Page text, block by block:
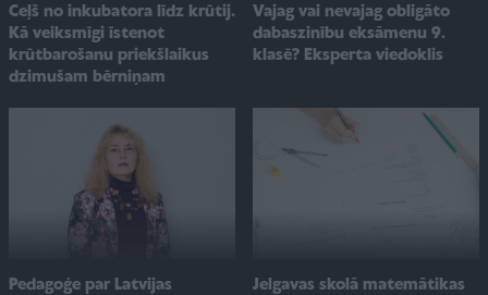
Ceļš no inkubatora līdz krūtij.
Kā veiksmīgi īstenot
krūtbarošanu priekšlaikus
dzimušam bērniņam
Vajag vai nevajag obligāto
dabaszinību eksāmenu 9.
klasē? Eksperta viedoklis
Pedagoģe par Latvijas
Jelgavas skolā matemātikas